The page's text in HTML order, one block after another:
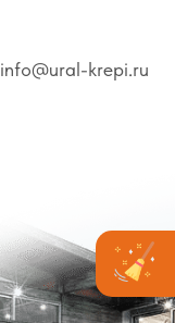
info@ural-krepi.ru